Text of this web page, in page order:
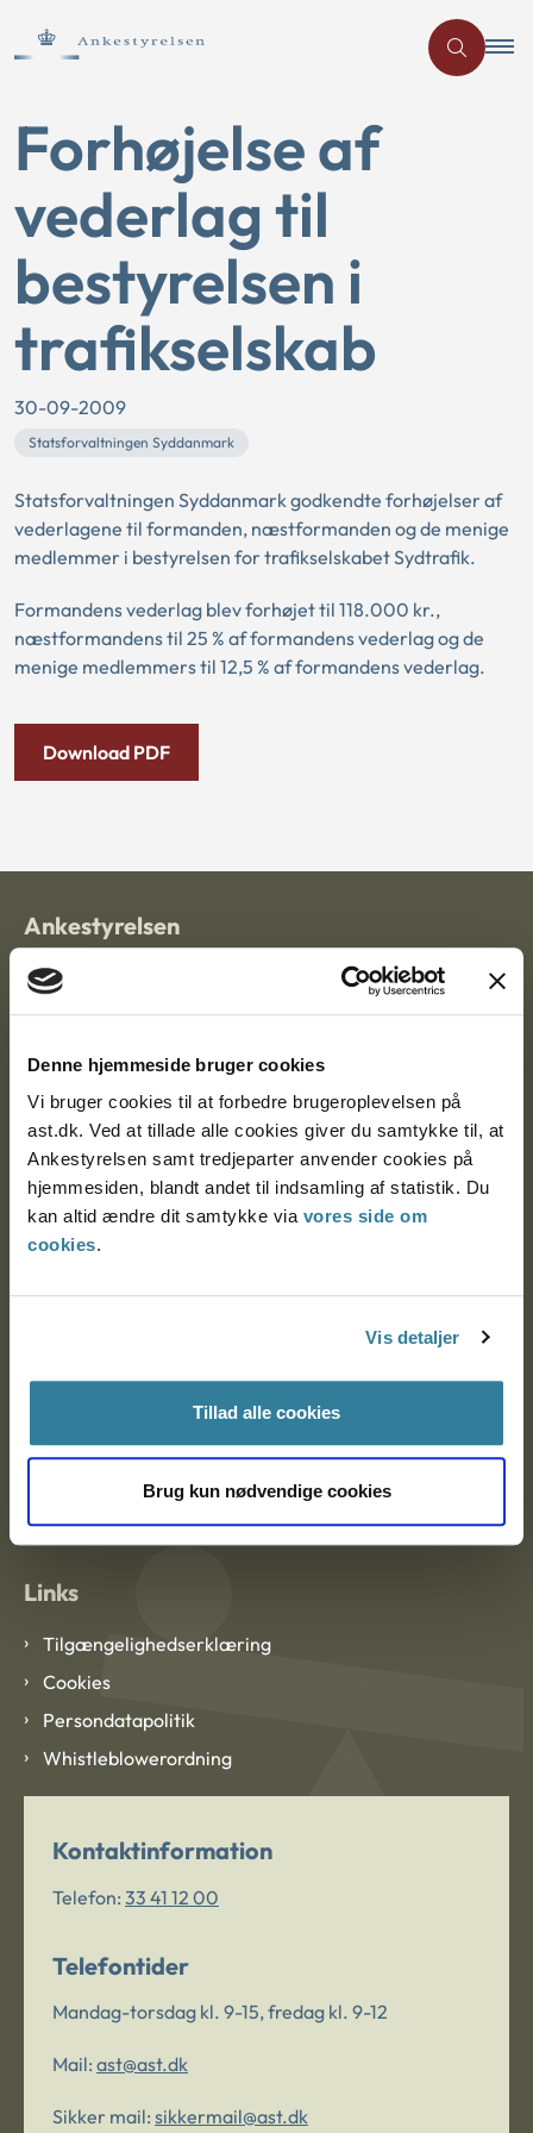
Denne hjemmeside bruger cookies
Vi bruger cookies til at forbedre brugeroplevelsen på
ast.dk. Ved at tillade alle cookies giver du samtykke til, at
Ankestyrelsen samt tredjeparter anvender cookies på
hjemmesiden, blandt andet til indsamling af statistik. Du
kan altid ændre dit samtykke via vores side om
cookies.
Vis detaljer
Tillad alle cookies
Brug kun nødvendige cookies
Forhøjelse af
vederlag til
bestyrelsen i
trafikselskab
30-09-2009
Statsforvaltningen Syddanmark
Statsforvaltningen Syddanmark godkendte forhøjelser af
vederlagene til formanden, næstformanden og de menige
medlemmer i bestyrelsen for trafikselskabet Sydtrafik.
Formandens vederlag blev forhøjet til 118.000 kr.,
næstformandens til 25 % af formandens vederlag og de
menige medlemmers til 12,5 % af formandens vederlag.
Download PDF
Ankestyrelsen
Postadresse:
9000 Aalborg
Ankestyrelsen København
Om Ankestyrelsen
Om Ankestyrelsen
Blanketter og kontaktformularer
Links
Tilgængelighedserklæring
Cookies
Persondatapolitik
Whistleblowerordning
Kontaktinformation
Telefon: 33 41 12 00
Telefontider
Mandag-torsdag kl. 9-15, fredag kl. 9-12
Mail: ast@ast.dk
Sikker mail: sikkermail@ast.dk